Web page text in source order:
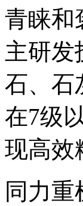
青睐和
主研发
石、石
在7级
现高效
同力重